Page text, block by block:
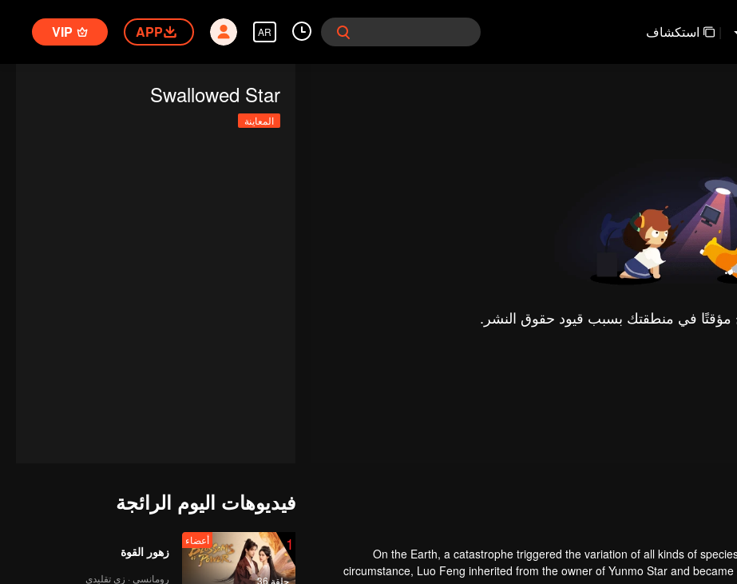
| استكشاف AR
APP
VIP
مؤقتًا في منطقتك بسبب قيود حقوق النشر.
Swallowed Star
المعاينة
On the Earth, a catastrophe triggered the variation of all kinds of
circumstance, Luo Feng inherited from the owner of Yunmo Star and
فيديوهات اليوم الرائجة
1
حلقة 36
أعضاء
زهور القوة
رومانسي · زي تقليدي